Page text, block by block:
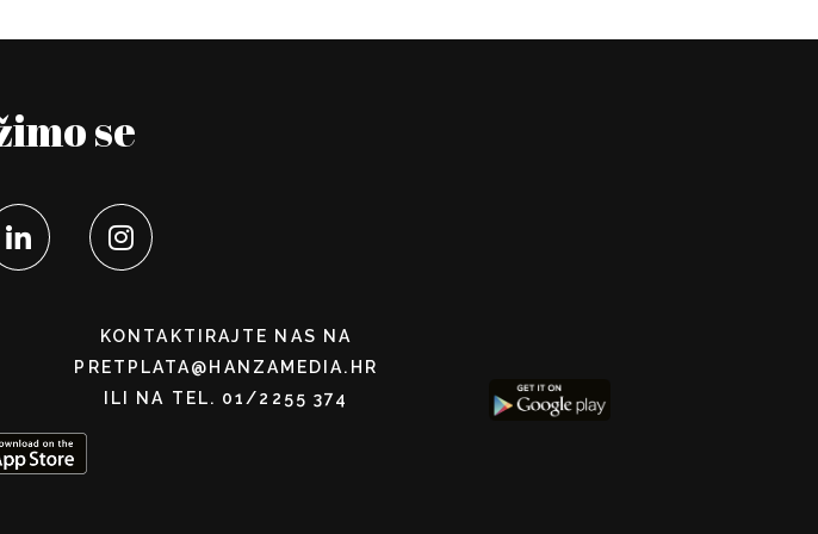
se
KONTAKTIRAJTE NAS NA
PRETPLATA@HANZAMEDIA.HR
ILI NA TEL. 01/2255 374